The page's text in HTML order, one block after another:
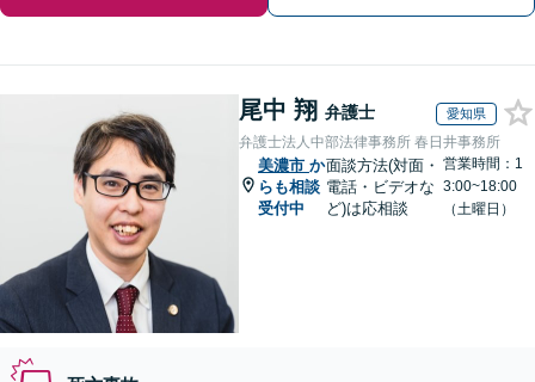
尾中 翔 弁護士 愛知県
弁護士法人中部法律事務所 春日井事務所
美濃市 か
らも相談
受付中
面談方法(対面・
電話・ビデオな
ど)は応相談
営業時間：1
3:00~18:00
（土曜日）